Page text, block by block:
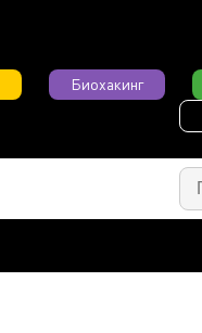
Биохакинг